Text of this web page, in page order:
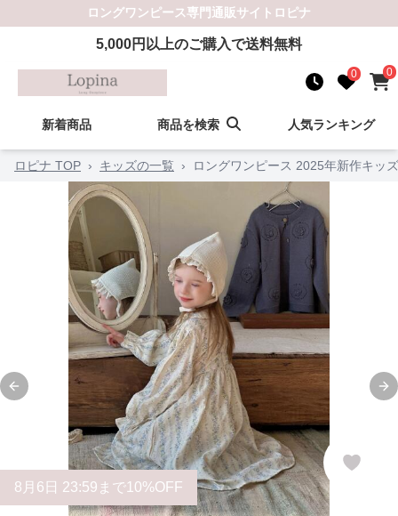
ロングワンピース専門通販サイト ロピナ
5,000円以上のご購入で送料無料
0 0
新着商品 商品を検索 人気ランキング
ロピナ TOP › キッズの一覧 › ロングワンピース 2025年新作キッ
Previous slide
8 月 6 日 23:59まで10%OFF